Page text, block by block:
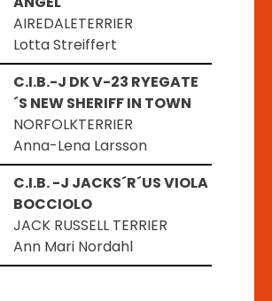
AIREDALETERRIER
Lotta Streiffert
C.I.B.-J DK V-23 RYEGATE
´S NEW SHERIFF IN TOWN
NORFOLKTERRIER
Anna-Lena Larsson
C.I.B. -J JACKS´R´US VIOLA
BOCCIOLO
JACK RUSSELL TERRIER
Ann Mari Nordahl